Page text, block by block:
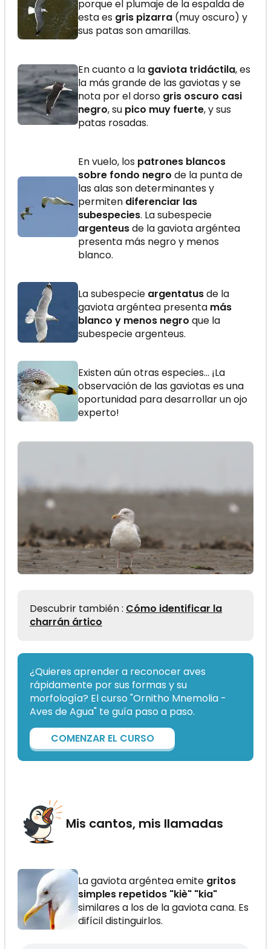
porque el plumaje de la espalda de
esta es gris pizarra (muy oscuro) y
sus patas son amarillas.
En cuanto a la gaviota tridáctila, es
la más grande de las gaviotas y se
nota por el dorso gris oscuro casi
negro, su pico muy fuerte, y sus
patas rosadas.
En vuelo, los patrones blancos
sobre fondo negro de la punta de
las alas son determinantes y
permiten diferenciar las
subespecies. La subespecie
argenteusde la gaviota argéntea
presenta más negro y menos
blanco.
La subespecie argentatusde la
gaviota argéntea presenta más
blanco y menos negro que la
subespecie argenteus.
Existen aún otras especies... ¡La
observación de las gaviotas es una
oportunidad para desarrollar un ojo
experto!
Descubrir también : Cómo identificar la
charrán ártico
¿Quieres aprender a reconocer aves
rápidamente por sus formas y su
morfología? El curso "Ornitho Mnemolia -
Aves de Agua" te guía paso a paso.
COMENZAR EL CURSO
Mis cantos, mis llamadas
La gaviota argéntea emite gritos
simples repetidos "kiè" "kia"
similares a los de la gaviota cana. Es
difícil distinguirlos.